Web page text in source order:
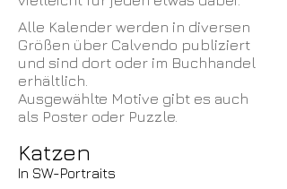
Alle Kalender werden in diversen
Größen über Calvendo publiziert
und sind dort oder im Buchhandel
erhältlich.
Ausgewählte Motive gibt es auch
als Poster oder Puzzle.
Katzen
In SW-Portraits